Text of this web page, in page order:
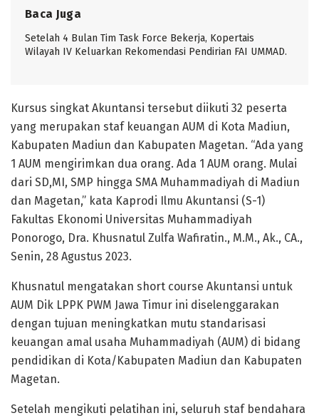
Baca Juga
Setelah 4 Bulan Tim Task Force Bekerja, Kopertais
Wilayah IV Keluarkan Rekomendasi Pendirian FAI UMMAD.
Kursus singkat Akuntansi tersebut diikuti 32 peserta
yang merupakan staf keuangan AUM di Kota Madiun,
Kabupaten Madiun dan Kabupaten Magetan. “Ada yang
1 AUM mengirimkan dua orang. Ada 1 AUM orang. Mulai
dari SD,MI, SMP hingga SMA Muhammadiyah di Madiun
dan Magetan,” kata Kaprodi Ilmu Akuntansi (S-1)
Fakultas Ekonomi Universitas Muhammadiyah
Ponorogo, Dra. Khusnatul Zulfa Wafiratin., M.M., Ak., CA.,
Senin, 28 Agustus 2023.
Khusnatul mengatakan short course Akuntansi untuk
AUM Dik LPPK PWM Jawa Timur ini diselenggarakan
dengan tujuan meningkatkan mutu standarisasi
keuangan amal usaha Muhammadiyah (AUM) di bidang
pendidikan di Kota/Kabupaten Madiun dan Kabupaten
Magetan.
Setelah mengikuti pelatihan ini, seluruh staf bendahara